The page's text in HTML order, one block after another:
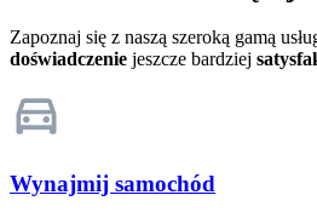
Zapoznaj się z naszą szeroką gamą
doświadczenie jeszcze bardziej
Wynajmij samochód